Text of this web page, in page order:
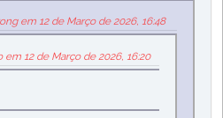
em 12 de Março de 2026, 16:48
em 12 de Março de 2026, 16:20